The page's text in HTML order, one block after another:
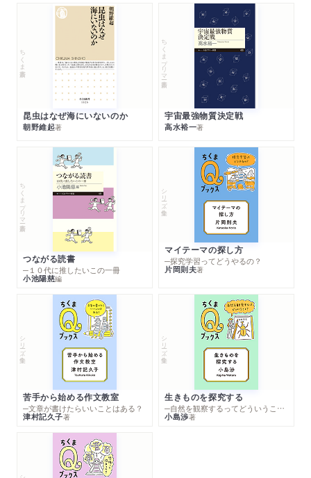
ちくま新書
昆虫はなぜ海にいないのか
朝野維起著
ちくまプリマー新書
宇宙最強物質決定戦
高水裕一著
ちくまプリマー新書
つながる読書
─１０代に推したいこの一冊
小池陽慈編
シリーズ・全集
マイテーマの探し方
─探究学習ってどうやるの？
片岡則夫著
シリーズ・全集
苦手から始める作文教室
─文章が書けたらいいことはある？
津村記久子著
シリーズ・全集
生きものを探究する
─自然を観察するってどういうこと？
小島渉著